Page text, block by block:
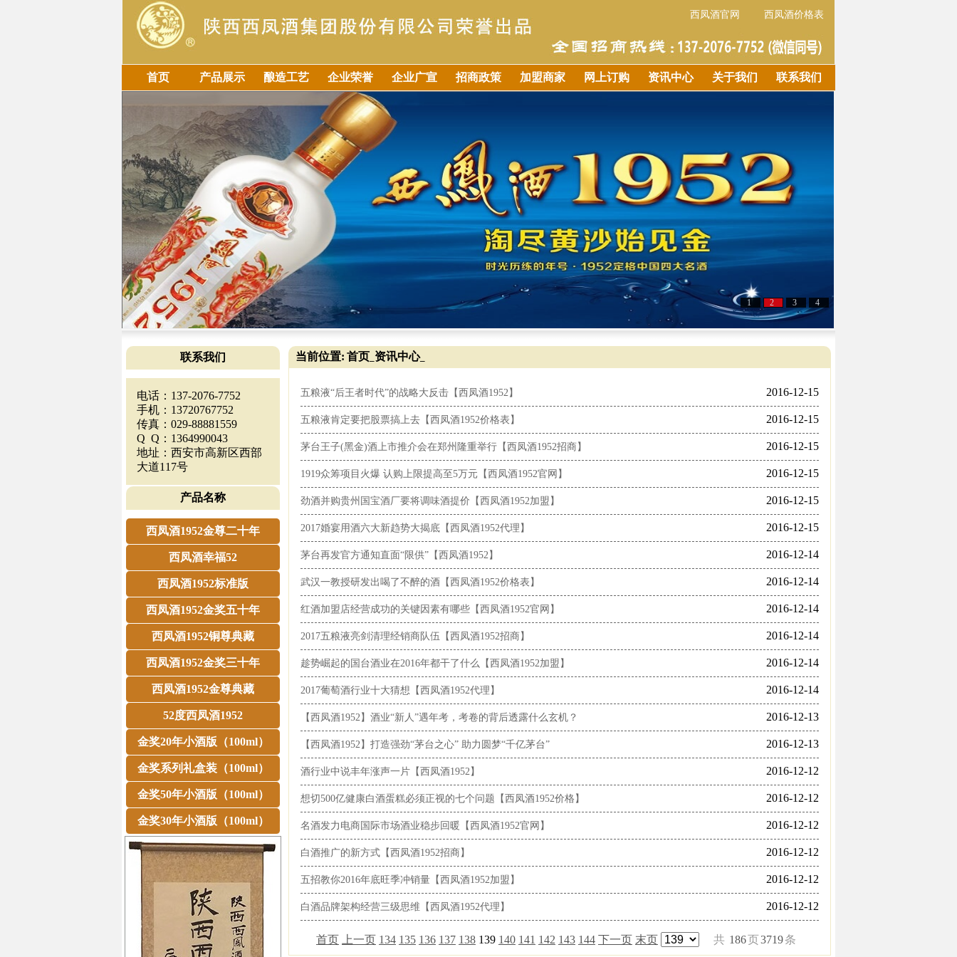
西凤酒官网 西凤酒价格表
首页 产品展示 酿造工艺 企业荣誉 企业广宣 招商政策 加盟商家 网上订购 资讯中心 关于我们 联系我们
1 2 3 4
联系我们
电话：137-2076-7752
手机：13720767752
传真：029-88881559
Q Q：1364990043
地址：西安市高新区西部
大道117号
产品名称
西凤酒1952金尊二十年
西凤酒幸福52
西凤酒1952标准版
西凤酒1952金奖五十年
西凤酒1952铜尊典藏
西凤酒1952金奖三十年
西凤酒1952金尊典藏
52度西凤酒1952
金奖20年小酒版（100ml）
金奖系列礼盒装（100ml）
金奖50年小酒版（100ml）
金奖30年小酒版（100ml）
当前位置: 首页 资讯中心_
五粮液“后王者时代”的战略大反击【西凤酒1952】 2016-12-15
五粮液肯定要把股票搞上去【西凤酒1952价格表】 2016-12-15
茅台王子(黑金)酒上市推介会在郑州隆重举行【西凤酒1952招商】 2016-12-15
1919众筹项目火爆 认购上限提高至5万元【西凤酒1952官网】 2016-12-15
劲酒并购贵州国宝酒厂要将调味酒提价【西凤酒1952加盟】 2016-12-15
2017婚宴用酒六大新趋势大揭底【西凤酒1952代理】 2016-12-15
茅台再发官方通知直面“限供”【西凤酒1952】 2016-12-14
武汉一教授研发出喝了不醉的酒【西凤酒1952价格表】 2016-12-14
红酒加盟店经营成功的关键因素有哪些【西凤酒1952官网】 2016-12-14
2017五粮液亮剑清理经销商队伍【西凤酒1952招商】 2016-12-14
趁势崛起的国台酒业在2016年都干了什么【西凤酒1952加盟】 2016-12-14
2017葡萄酒行业十大猜想【西凤酒1952代理】 2016-12-14
【西凤酒1952】酒业“新人”遇年考，考卷的背后透露什么玄机？ 2016-12-13
【西凤酒1952】打造强劲“茅台之心” 助力圆梦“千亿茅台” 2016-12-13
酒行业中说丰年涨声一片【西凤酒1952】 2016-12-12
想切500亿健康白酒蛋糕必须正视的七个问题【西凤酒1952价格】 2016-12-12
名酒发力电商国际市场酒业稳步回暖【西凤酒1952官网】 2016-12-12
白酒推广的新方式【西凤酒1952招商】 2016-12-12
五招教你2016年底旺季冲销量【西凤酒1952加盟】 2016-12-12
白酒品牌架构经营三级思维【西凤酒1952代理】 2016-12-12
首页 上一页 134 135 136 137 138 139 140 141 142 143 144 下一页 末页 共 186页3719条